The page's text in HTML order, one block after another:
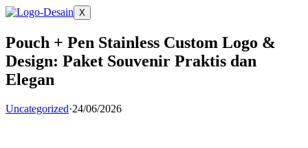
X
Pouch + Pen Stainless Custom Logo &
Design: Paket Souvenir Praktis dan
Elegan
Uncategorized·24/06/2026